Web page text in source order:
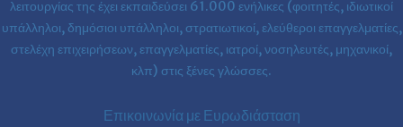
τη
διαφορά
στο
βιογραφικό
σου
λειτουργίας της έχει εκπαιδεύσει 61.000 ενήλικες (φοιτητές, ιδιωτικοί
υπάλληλοι, δημόσιοι υπάλληλοι, στρατιωτικοί, ελεύθεροι επαγγελματίες,
στελέχη επιχειρήσεων, επαγγελματίες, ιατροί, νοσηλευτές, μηχανικοί,
κλπ) στις ξένες γλώσσες.
Επικοινωνία με Ευρωδιάσταση